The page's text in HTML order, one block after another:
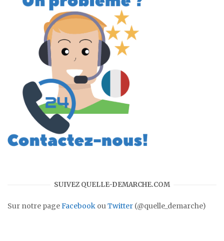
SUIVEZ QUELLE-DEMARCHE.COM
Sur notre pageFacebook ouTwitter (@quelle_demarche)